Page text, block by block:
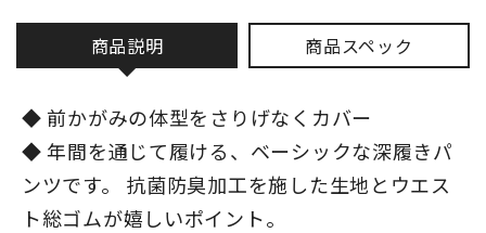
商品説明 商品スペック
◆ 前かがみの体型をさりげなくカバー
◆ 年間を通じて履ける、ベーシックな深履きパ
ンツです。 抗菌防臭加工を施した生地とウエス
ト総ゴムが嬉しいポイント。